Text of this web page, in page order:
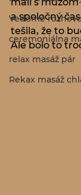
Vedomé
ceremoniálna
relax masáž pár
Rekax masáž
a spoločný
tešila, že to
Ale bolo to